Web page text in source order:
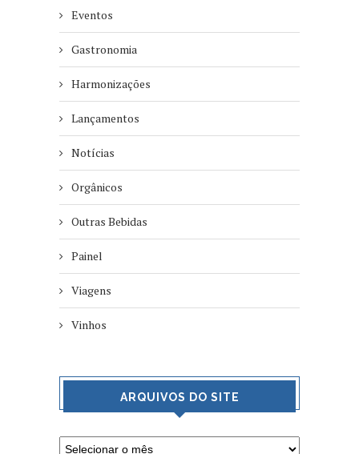
Eventos
Gastronomia
Harmonizações
Lançamentos
Notícias
Orgânicos
Outras Bebidas
Painel
Viagens
Vinhos
ARQUIVOS DO SITE